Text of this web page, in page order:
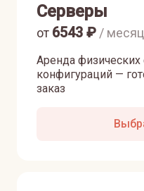
Серверы
Аренда
конфигураций —
заказ
от 6543 ₽ / месяц